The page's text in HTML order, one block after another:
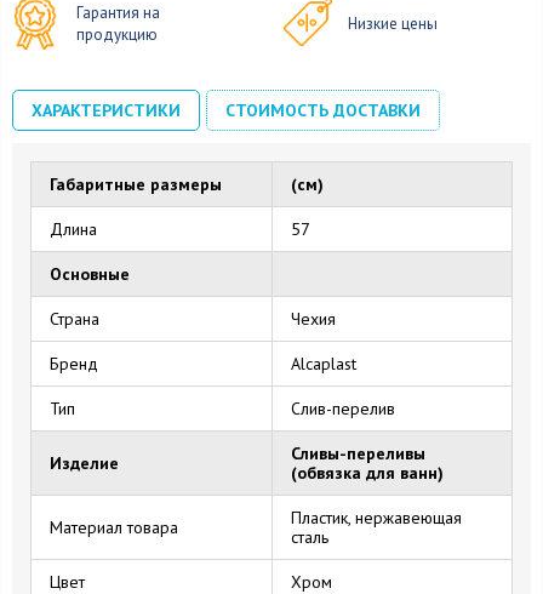
Гарантия на
продукцию
Низкие цены
ХАРАКТЕРИСТИКИ СТОИМОСТЬ ДОСТАВКИ
Габаритные размеры (см)
Длина 57
Основные
Страна Чехия
Бренд Alcaplast
Тип Слив-перелив
Изделие
Сливы-переливы
(обвязка для ванн)
Материал товара
Пластик, нержавеющая
сталь
Цвет Хром